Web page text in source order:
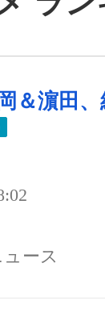
＆濵田
ース